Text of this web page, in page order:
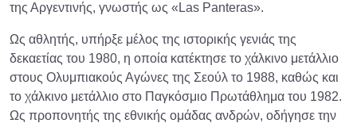
της Αργεντινής, γνωστής ως «Las Panteras».
Ως αθλητής, υπήρξε μέλος της ιστορικής γενιάς της
δεκαετίας του 1980, η οποία κατέκτησε το χάλκινο μετάλλιο
στους Ολυμπιακούς Αγώνες της Σεούλ το 1988, καθώς και
το χάλκινο μετάλλιο στο Παγκόσμιο Πρωτάθλημα του 1982.
Ως προπονητής της εθνικής ομάδας ανδρών, οδήγησε την